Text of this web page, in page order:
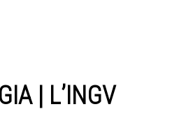
| L’INGV